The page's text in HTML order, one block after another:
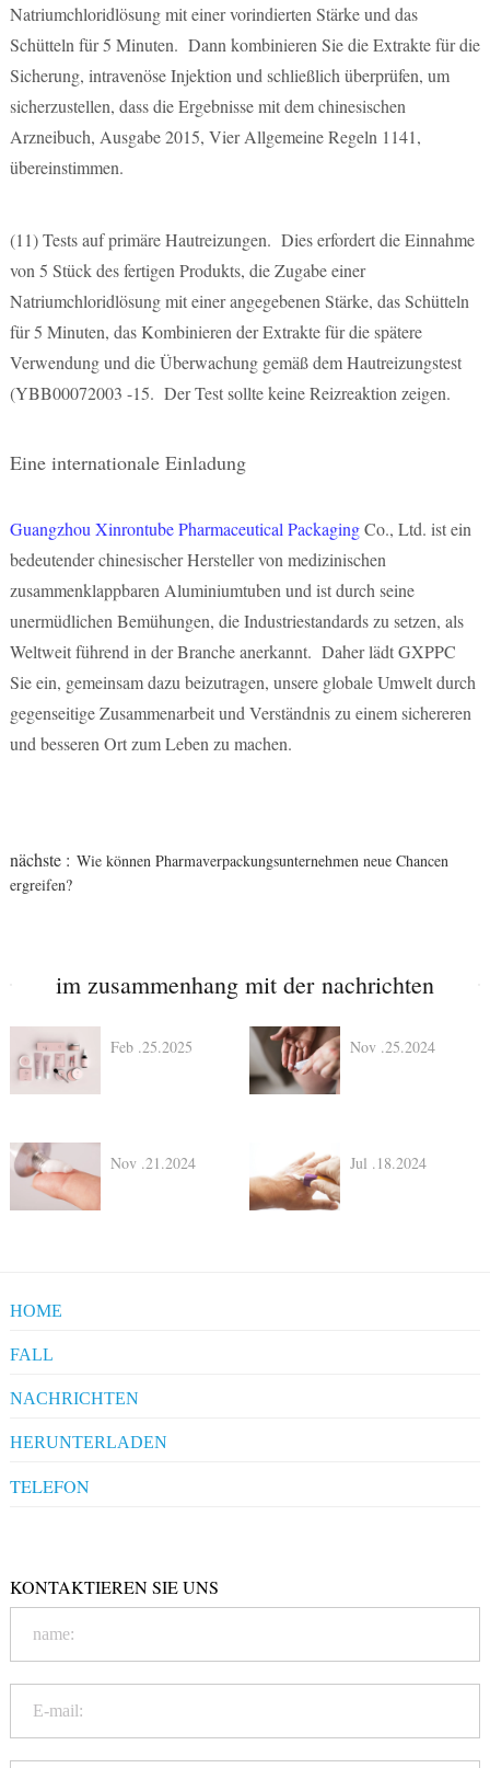
Natriumchloridlösung mit einer vorindierten Stärke und das
Schütteln für 5 Minuten. Dann kombinieren Sie die Extrakte für die
Sicherung, intravenöse Injektion und schließlich überprüfen, um
sicherzustellen, dass die Ergebnisse mit dem chinesischen
Arzneibuch, Ausgabe 2015, Vier Allgemeine Regeln 1141,
übereinstimmen.
(11)Tests auf primäre Hautreizungen. Dies erfordert die Einnahme
von 5 Stück des fertigen Produkts, die Zugabe einer
Natriumchloridlösung mit einer angegebenen Stärke, das Schütteln
für 5 Minuten, das Kombinieren der Extrakte für die spätere
Verwendung und die Überwachung gemäß dem Hautreizungstest
(YBB00072003 -15. Der Test sollte keine Reizreaktion zeigen.
Eine internationale Einladung
Guangzhou Xinrontube Pharmaceutical PackagingCo., Ltd. ist ein
bedeutender chinesischer Hersteller von medizinischen
zusammenklappbaren Aluminiumtuben und ist durch seine
unermüdlichen Bemühungen, die Industriestandards zu setzen, als
Weltweit führend in der Branche anerkannt. Daher lädt GXPPC
Sie ein, gemeinsam dazu beizutragen, unsere globale Umwelt durch
gegenseitige Zusammenarbeit und Verständnis zu einem sichereren
und besseren Ort zum Leben zu machen.
nächste : Wie können Pharmaverpackungsunternehmen neue Chancen
ergreifen?
im zusammenhang mit der nachrichten
Feb .25.2025 Nov .25.2024
Nov .21.2024 Jul .18.2024
HOME
FALL
Pharmaceuticals
Clients' Comments
NACHRICHTEN
Industrial News
HERUNTERLADEN
Company Compliance
TELEFON
KONTAKTIEREN SIE UNS